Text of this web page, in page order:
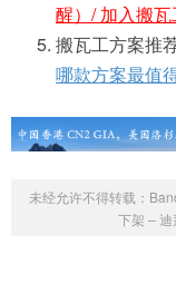
醒）/ 加入搬
搬瓦工方案推
哪款方案最值
未经允许不得转载：
下架 –